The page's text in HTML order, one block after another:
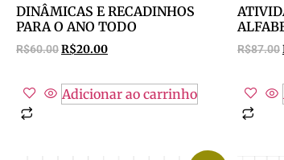
DINÂMICAS E RECADINHOS
PARA O ANO TODO
R$60.00R$20.00
Adicionar ao carrinho
R$87.00